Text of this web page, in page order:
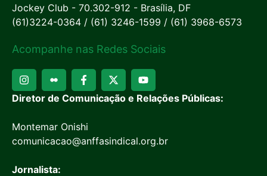
Jockey Club - 70.302-912 - Brasília, DF
(61)3224-0364 / (61) 3246-1599 / (61) 3968-6573
Acompanhe nas Redes Sociais
Diretor de Comunicação e Relações Públicas:
Montemar Onishi
comunicacao@anffasindical.org.br
Jornalista: